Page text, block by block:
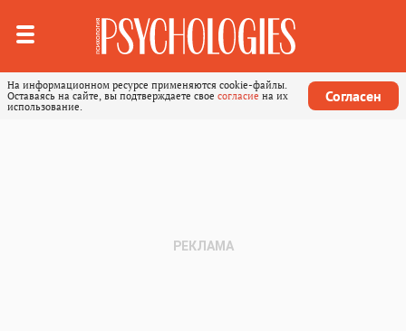
На информационном ресурсе применяются cookie-файлы.
Оставаясь на сайте, вы подтверждаете свое согласие на их
использование.
Согласен